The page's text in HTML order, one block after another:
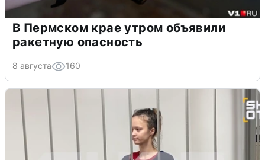
В Пермском крае утром объявили
ракетную опасность
8 августа 160